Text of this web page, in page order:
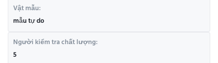
Vật mẫu:
mẫu tự do
Người kiểm tra chất lượng:
5